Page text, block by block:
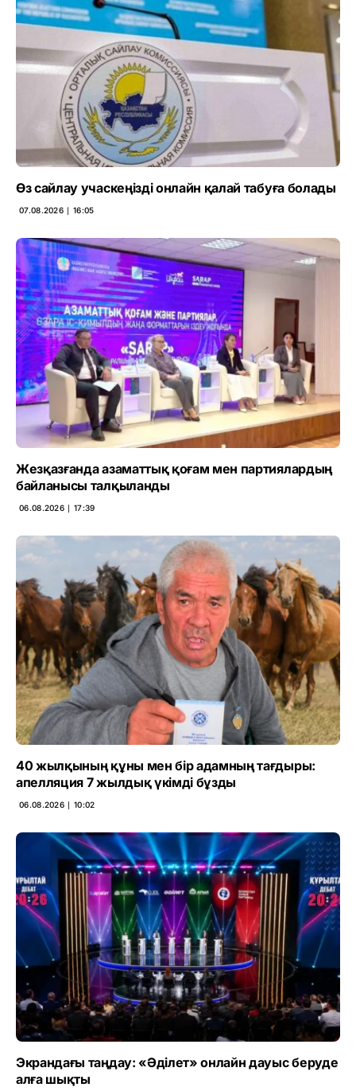
Өз сайлау учаскеңізді онлайн қалай табуға болады
07.08.2026 ∣ 16:05
Жезқазғанда азаматтық қоғам мен партиялардың
байланысы талқыланды
06.08.2026 ∣ 17:39
40 жылқының құны мен бір адамның тағдыры:
апелляция 7 жылдық үкімді бұзды
06.08.2026 ∣ 10:02
Экрандағы таңдау: «Әділет» онлайн дауыс беруде
алға шықты